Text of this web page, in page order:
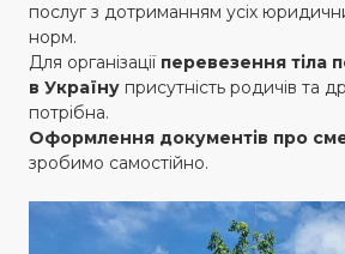
послуг з дотриманням усіх
норм.
Для організації перевезення тіла
в Українуприсутність родичів та
потрібна.
Оформлення документів про
зробимо самостійно.